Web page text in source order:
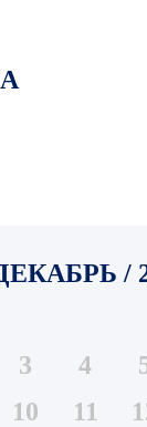
/
3 4
10 11